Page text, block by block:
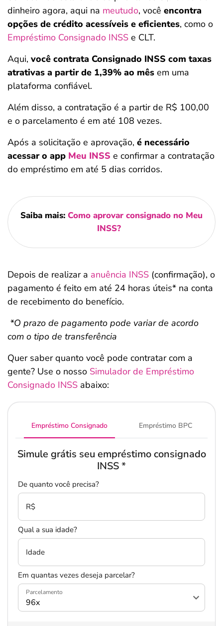
dinheiro agora, aqui na meutudo, você encontra
opções de crédito acessíveis e eficientes, como o
Empréstimo Consignado INSS e CLT.
Aqui, você contrata Consignado INSS com taxas
atrativas a partir de 1,39% ao mês em uma
plataforma confiável.
Além disso, a contratação é a partir de R$ 100,00
e o parcelamento é em até 108 vezes.
Após a solicitação e aprovação, é necessário
acessar o app Meu INSS e confirmar a contratação
do empréstimo em até 5 dias corridos.
Saiba mais: Como aprovar consignado no Meu
INSS?
Depois de realizar a anuência INSS (confirmação), o
pagamento é feito em até 24 horas úteis* na conta
de recebimento do benefício.
*O prazo de pagamento pode variar de acordo
com o tipo de transferência
Quer saber quanto você pode contratar com a
gente? Use o nosso Simulador de Empréstimo
Consignado INSS abaixo:
Empréstimo Consignado Empréstimo BPC
Simule grátis seu empréstimo consignado
INSS*
De quanto você precisa?
R$
Qual a sua idade?
Idade
Em quantas vezes deseja parcelar?
Parcelamento